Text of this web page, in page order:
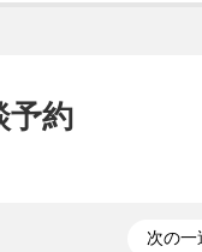
予約
次の一